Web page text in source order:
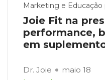
Marketing e Educação
Joie Fit na
performance,
em
Dr. Joie
maio 18